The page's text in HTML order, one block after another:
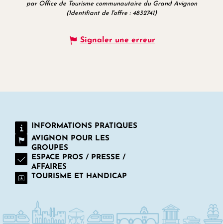
par Office de Tourisme communautaire du Grand Avignon
(Identifiant de l'offre : 4832741)
Signaler une erreur
INFORMATIONS PRATIQUES
AVIGNON POUR LES
GROUPES
ESPACE PROS / PRESSE /
AFFAIRES
TOURISME ET HANDICAP